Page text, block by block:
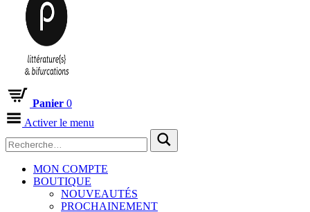
Panier 0
Activer le menu
MON COMPTE
BOUTIQUE
NOUVEAUTÉS
PROCHAINEMENT